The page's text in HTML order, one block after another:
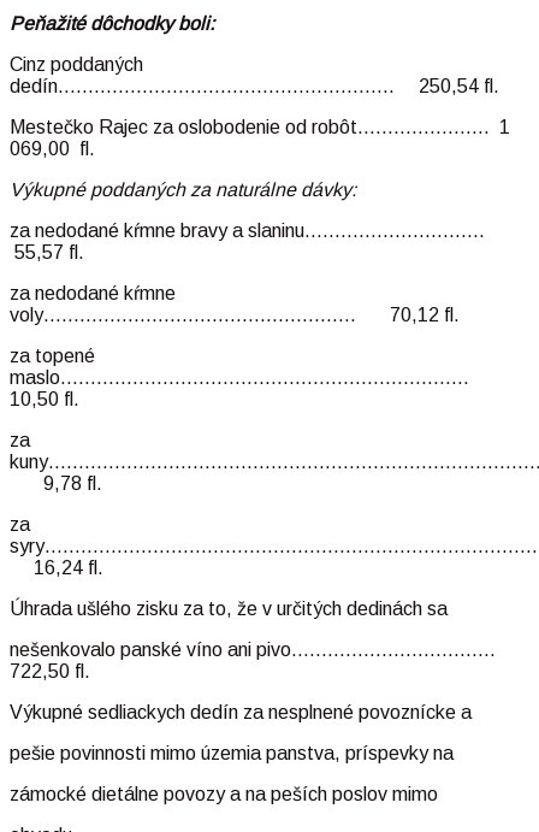
Peňažité dôchodky boli:
Cinz poddaných
dedín……………………………………………….. 250,54 fl.
Mestečko Rajec za oslobodenie od robôt…………………. 1
069,00 fl.
Výkupné poddaných za naturálne dávky:
za nedodané kŕmne bravy a slaninu…………………………
55,57 fl.
za nedodané kŕmne
voly……………………………………………. 70,12 fl.
za topené
maslo…………………………………………………………..
10,50 fl.
za
9,78 fl.
za
16,24 fl.
Úhrada ušlého zisku za to, že v určitých dedinách sa
nešenkovalo panské víno ani pivo…………………………….
722,50 fl.
Výkupné sedliackych dedín za nesplnené povoznícke a
pešie povinnosti mimo územia panstva, príspevky na
zámocké dietálne povozy a na peších poslov mimo